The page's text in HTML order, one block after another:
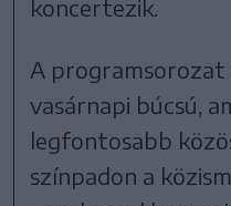
koncertezik.
A programsorozat
vasárnapi búcsú,
legfontosabb
színpadon a